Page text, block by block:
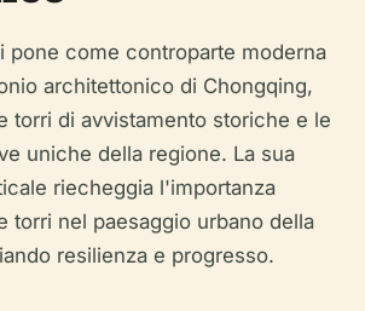
pone come controparte moderna
architettonico di Chongqing,
torri di avvistamento storiche e le
uniche della regione. La sua
riecheggia l'importanza
torri nel paesaggio urbano della
resilienza e progresso.